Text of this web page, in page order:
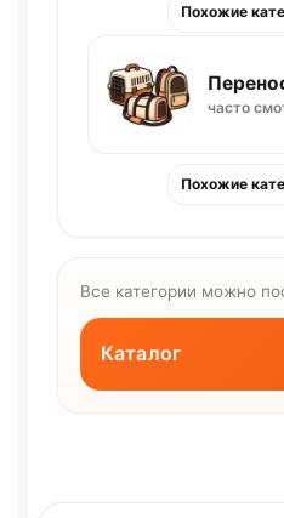
Похожие
часто
Похожие
Все категории можно
Каталог